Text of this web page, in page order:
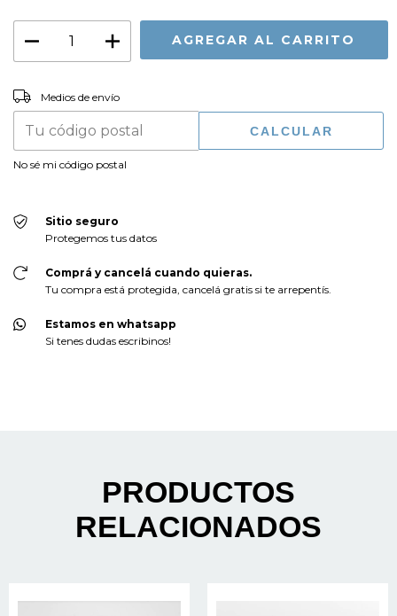
Entregas para el CP:
Medios de envío
CALCULAR
No sé mi código postal
Sitio seguro
Protegemos tus datos
Comprá y cancelá cuando quieras.
Tu compra está protegida, cancelá gratis si te arrepentís.
Estamos en whatsapp
Si tenes dudas escribinos!
PRODUCTOS
RELACIONADOS